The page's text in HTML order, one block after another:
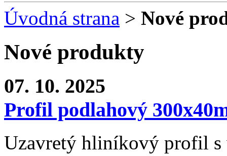
Úvodná strana > Nové
Nové produkty
07. 10. 2025
Profil podlahový
Uzavretý hliníkový profil s